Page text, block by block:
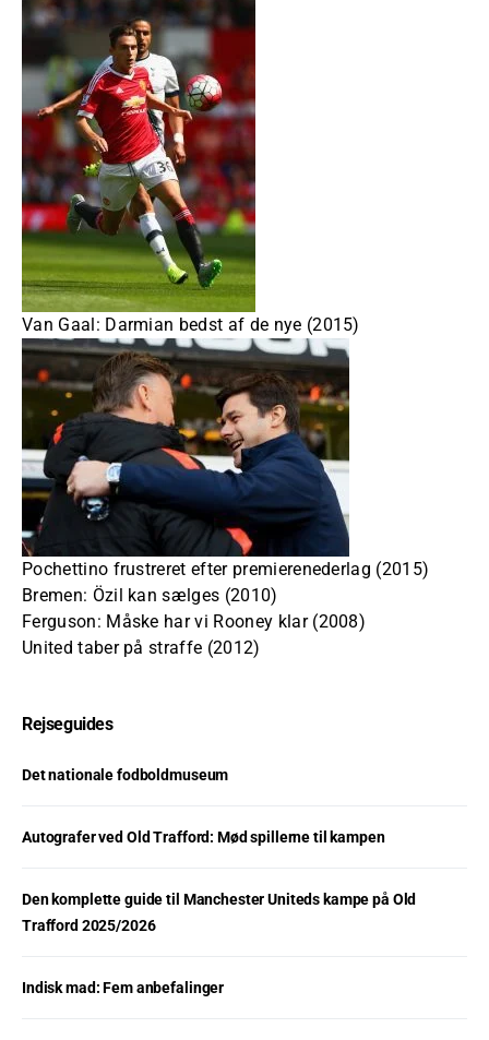
Van Gaal: Darmian bedst af de nye (2015)
Pochettino frustreret efter premierenederlag (2015)
Bremen: Özil kan sælges (2010)
Ferguson: Måske har vi Rooney klar (2008)
United taber på straffe (2012)
Rejseguides
Det nationale fodboldmuseum
Autografer ved Old Trafford: Mød spillerne til kampen
Den komplette guide til Manchester Uniteds kampe på Old
Trafford 2025/2026
Indisk mad: Fem anbefalinger